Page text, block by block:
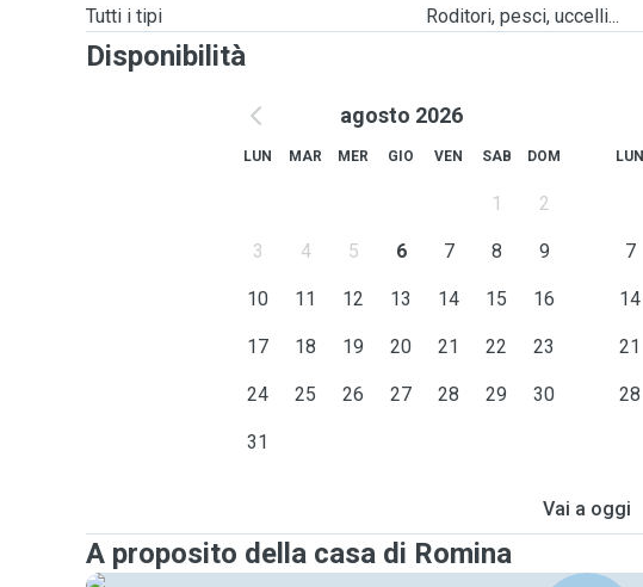
Tutti i tipi
Roditori, pesci, uccelli...
Disponibilità
agosto 2026
LUN MAR MER GIO VEN SAB DOM
1 2
3 4 5 6 7 8 9
10 11 12 13 14 15 16
17 18 19 20 21 22 23
24 25 26 27 28 29 30
31
LUN
7
14
21
28
Vai a oggi
A proposito della casa di Romina